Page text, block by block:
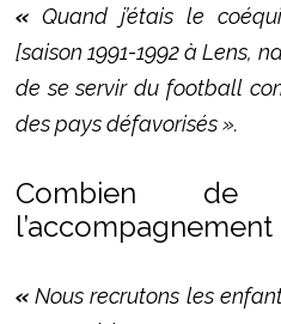
« Quand j’étais le
[saison 1991-1992 à Lens,
de se servir du football
des pays défavorisés ».
Combien
«Nous recrutons les